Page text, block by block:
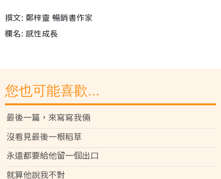
撰文: 鄭梓靈 暢銷書作家
欄名: 感性成長
您也可能喜歡...
最後一篇，來寫寫我倆
沒看見最後一根稻草
永遠都要給他留一個出口
就算他說我不對